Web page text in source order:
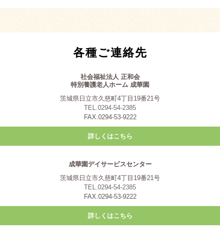
各種ご連絡先
社会福祉法人 正和会
特別養護老人ホーム 成華園
茨城県日立市久慈町4丁目19番21号
TEL.0294-54-2385
FAX.0294-53-9222
詳しくはこちら
成華園デイサービスセンター
茨城県日立市久慈町4丁目19番21号
TEL.0294-54-2385
FAX.0294-53-9222
詳しくはこちら